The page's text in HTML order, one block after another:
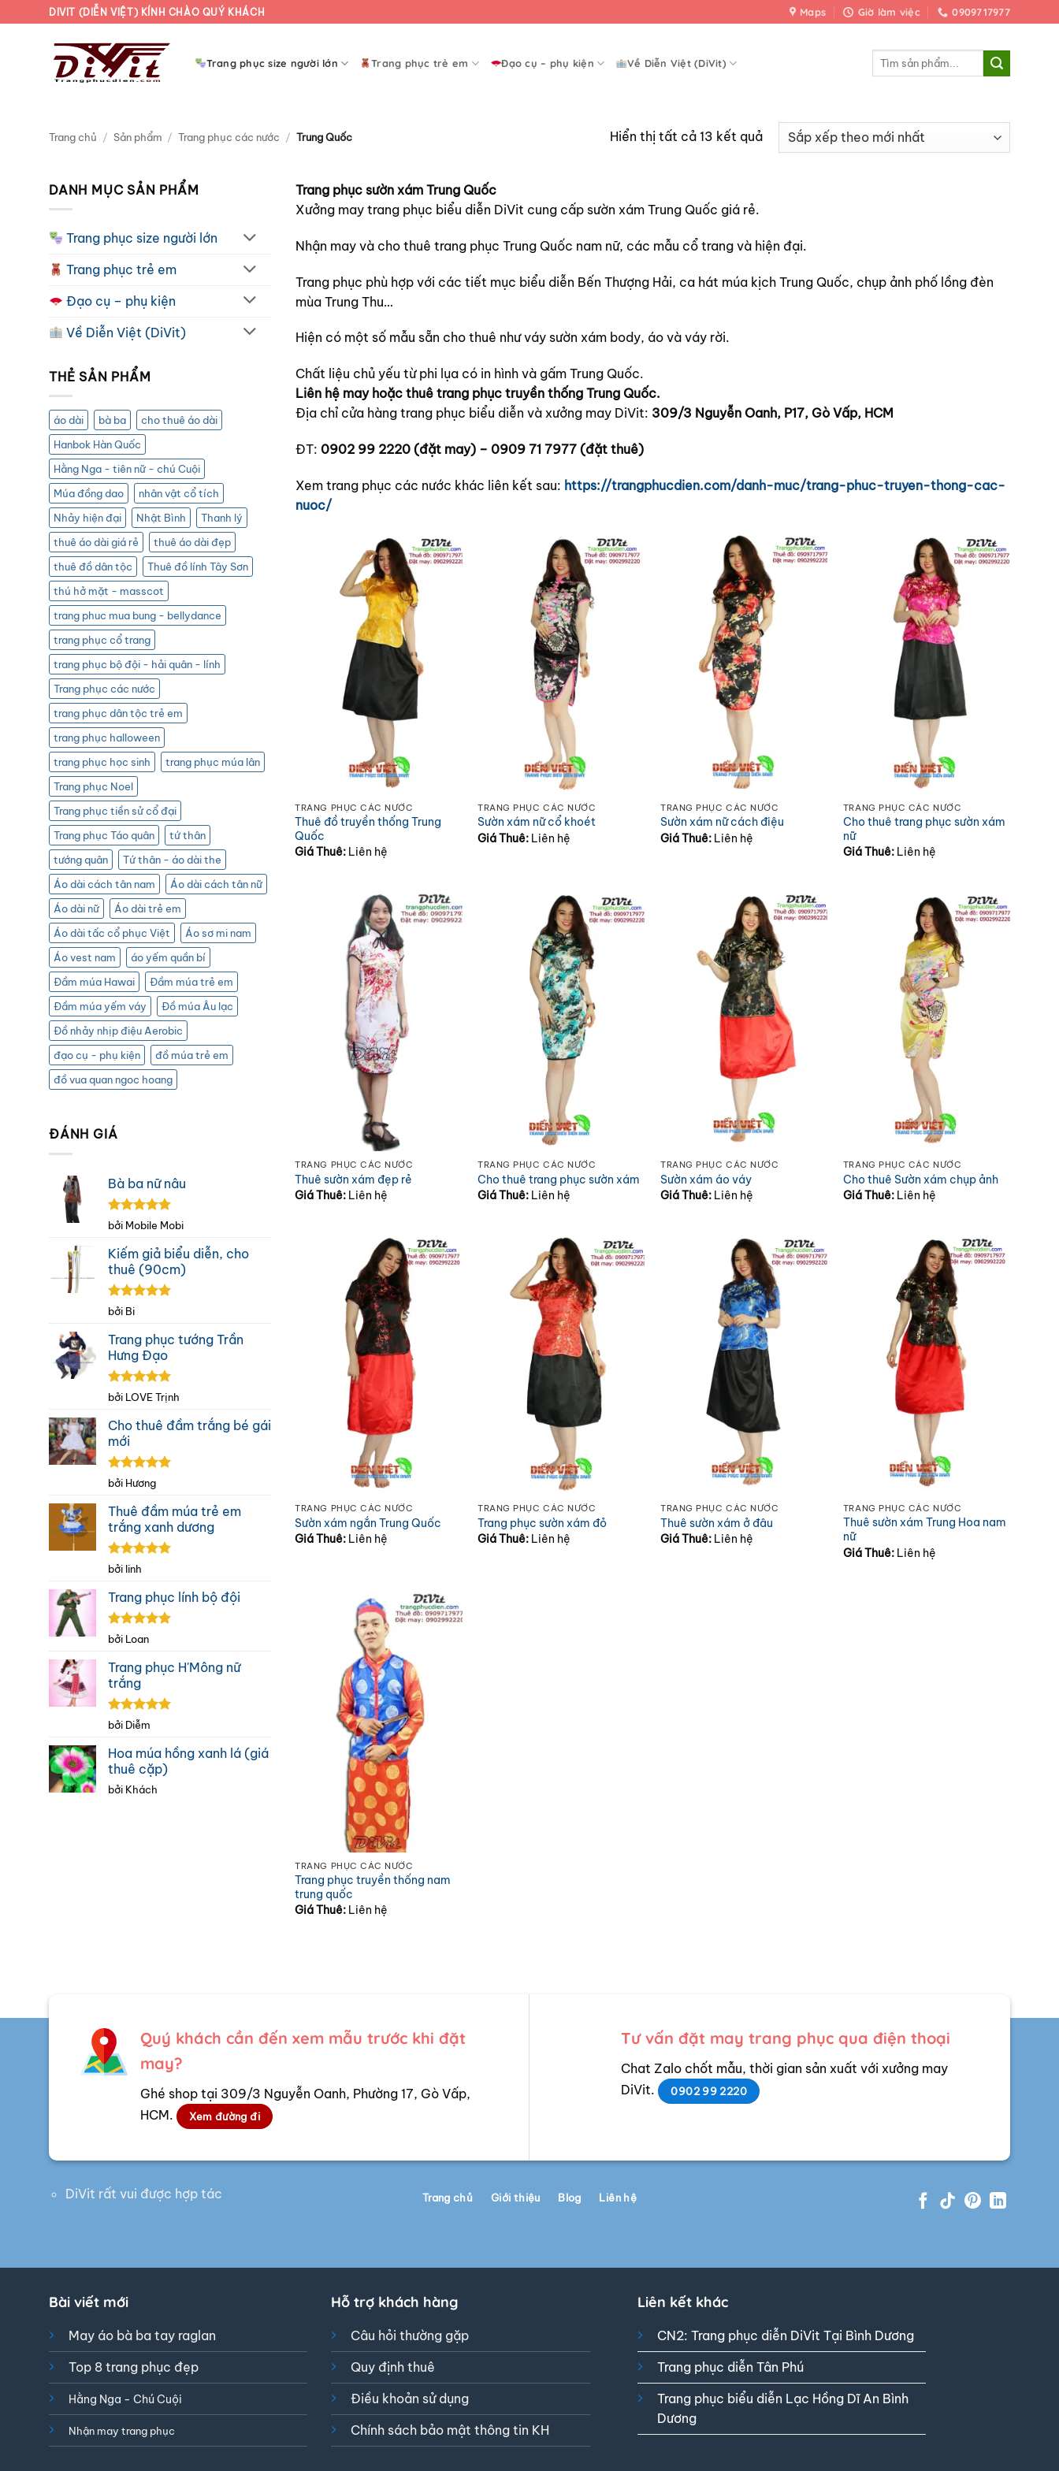
qua
DIVIT (DIỄN VIỆT) KÍNH CHÀO QUÝ KHÁCH Maps Giờ làm việc 0909717977
Trang phục size người lớn Trang phục trẻ em Đạo cụ – phụ kiện Về Diễn Việt (DiVit)
Tìm
Trang chủ / Sản phẩm / Trang phục các nước / Trung Quốc Hiển thị tất cả 13 kết quảĐã
sắp
DANH MỤC SẢN PHẨM
Trang phục size người lớn
Trang phục trẻ em
Đạo cụ – phụ kiện
Về Diễn Việt (DiVit)
THẺ SẢN PHẨM
áo dài bà ba
cho thuê áo dài
Hanbok Hàn Quốc
Hằng Nga - tiên nữ - chú Cuội
Múa đồng dao
nhân vật cổ tích
Nhảy hiện đại
Nhật Bình
Thanh lý
thuê áo dài giá rẻ
thuê áo dài đẹp
thuê đồ dân tộc
Thuê đồ lính Tây Sơn
thú hở mặt - masscot
trang phuc mua bung - bellydance
trang phục cổ trang
trang phục bộ đội - hải quân - lính
Trang phục các nước
trang phục dân tộc trẻ em
trang phục halloween
trang phục học sinh
trang phục múa lân
Trang phục Noel
Trang phục tiền sử cổ đại
Trang phục Táo quân
tứ thân
tướng quân
Tứ thân - áo dài the
Áo dài cách tân nam
Áo dài cách tân nữ
Áo dài nữ
Áo dài trẻ em
Áo dài tấc cổ phục Việt
Áo sơ mi nam
Áo vest nam
áo yếm quần bí
Đầm múa Hawai
Đầm múa trẻ em
Đầm múa yếm váy
Đồ múa Âu lạc
Đồ nhảy nhịp điệu Aerobic
đạo cụ - phụ kiện
đồ múa trẻ em
đồ vua quan ngoc hoang
ĐÁNH GIÁ
Bà ba nữ nâu
Được xếp
sao
bởi Mobile Mobi
Kiếm giả biểu diễn, cho
thuê (90cm)
Được xếp
sao
bởi Bi
Trang phục tướng Trần
Hưng Đạo
Được xếp
sao
bởi LOVE Trịnh
Cho thuê đầm trắng bé gái
mới
Được xếp
5
sao
bởi Hương
Thuê đầm múa trẻ em
trắng xanh dương
Được xếp
sao
bởi linh
Trang phục lính bộ đội
Được xếp
sao
bởi Loan
Trang phục H'Mông nữ
trắng
Được xếp
sao
bởi Diễm
Hoa múa hồng xanh lá (giá
thuê cặp)
bởi Khách
Trang phục sườn xám Trung Quốc
Xưởng may trang phục biểu diễn DiVit cung cấp sườn xám Trung Quốc giá rẻ.
Nhận may và cho thuê trang phục Trung Quốc nam nữ, các mẫu cổ trang và hiện đại.
Trang phục phù hợp với các tiết mục biểu diễn Bến Thượng Hải, ca hát múa kịch Trung Quốc, chụp ảnh phố lồng đèn
mùa Trung Thu…
Hiện có một số mẫu sẵn cho thuê như váy sườn xám body, áo và váy rời.
Chất liệu chủ yếu từ phi lụa có in hình và gấm Trung Quốc.
Liên hệ may hoặc thuê trang phục truyền thống Trung Quốc.
Địa chỉ cửa hàng trang phục biểu diễn và xưởng may DiVit: 309/3 Nguyễn Oanh, P17, Gò Vấp, HCM
ĐT: 0902 99 2220 (đặt may) – 0909 71 7977 (đặt thuê)
Xem trang phục các nước khác liên kết sau: https://trangphucdien.com/danh-muc/trang-phuc-truyen-thong-cac-
nuoc/
TRANG PHỤC CÁC NƯỚC
Thuê đồ truyền thống Trung
Quốc
Giá Thuê: Liên hệ
TRANG PHỤC CÁC NƯỚC
Sườn xám nữ cổ khoét
Giá Thuê: Liên hệ
TRANG PHỤC CÁC NƯỚC
Sườn xám nữ cách điệu
Giá Thuê: Liên hệ
TRANG PHỤC CÁC NƯỚC
Cho thuê trang phục sườn xám
nữ
Giá Thuê: Liên hệ
TRANG PHỤC CÁC NƯỚC
Thuê sườn xám đẹp rẻ
Giá Thuê: Liên hệ
TRANG PHỤC CÁC NƯỚC
Cho thuê trang phục sườn xám
Giá Thuê: Liên hệ
TRANG PHỤC CÁC NƯỚC
Sườn xám áo váy
Giá Thuê: Liên hệ
TRANG PHỤC CÁC NƯỚC
Cho thuê Sườn xám chụp ảnh
Giá Thuê: Liên hệ
TRANG PHỤC CÁC NƯỚC
Sườn xám ngắn Trung Quốc
Giá Thuê: Liên hệ
TRANG PHỤC CÁC NƯỚC
Trang phục sườn xám đỏ
Giá Thuê: Liên hệ
TRANG PHỤC CÁC NƯỚC
Thuê sườn xám ở đâu
Giá Thuê: Liên hệ
TRANG PHỤC CÁC NƯỚC
Thuê sườn xám Trung Hoa nam
nữ
Giá Thuê: Liên hệ
TRANG PHỤC CÁC NƯỚC
Trang phục truyền thống nam
trung quốc
Giá Thuê: Liên hệ
Quý khách cần đến xem mẫu trước khi đặt
may?
Ghé shop tại 309/3 Nguyễn Oanh, Phường 17, Gò Vấp,
HCM.
Xem đường đi
Tư vấn đặt may trang phục qua điện thoại
Chat Zalo chốt mẫu, thời gian sản xuất với xưởng may
DiVit.
0902 99 2220
DiVit rất vui được hợp tác Trang chủ Giới thiệu Blog Liên hệ
Bài viết mới
May áo bà ba tay raglan
Top 8 trang phục đẹp
Hằng Nga - Chú Cuội
Nhận may trang phục
Hỗ trợ khách hàng
Câu hỏi thường gặp
Quy định thuê
Điều khoản sử dụng
Chính sách bảo mật thông tin KH
Liên kết khác
CN2: Trang phục diễn DiVit Tại Bình Dương
Trang phục diễn Tân Phú
Trang phục biểu diễn Lạc Hồng Dĩ An Bình
Dương